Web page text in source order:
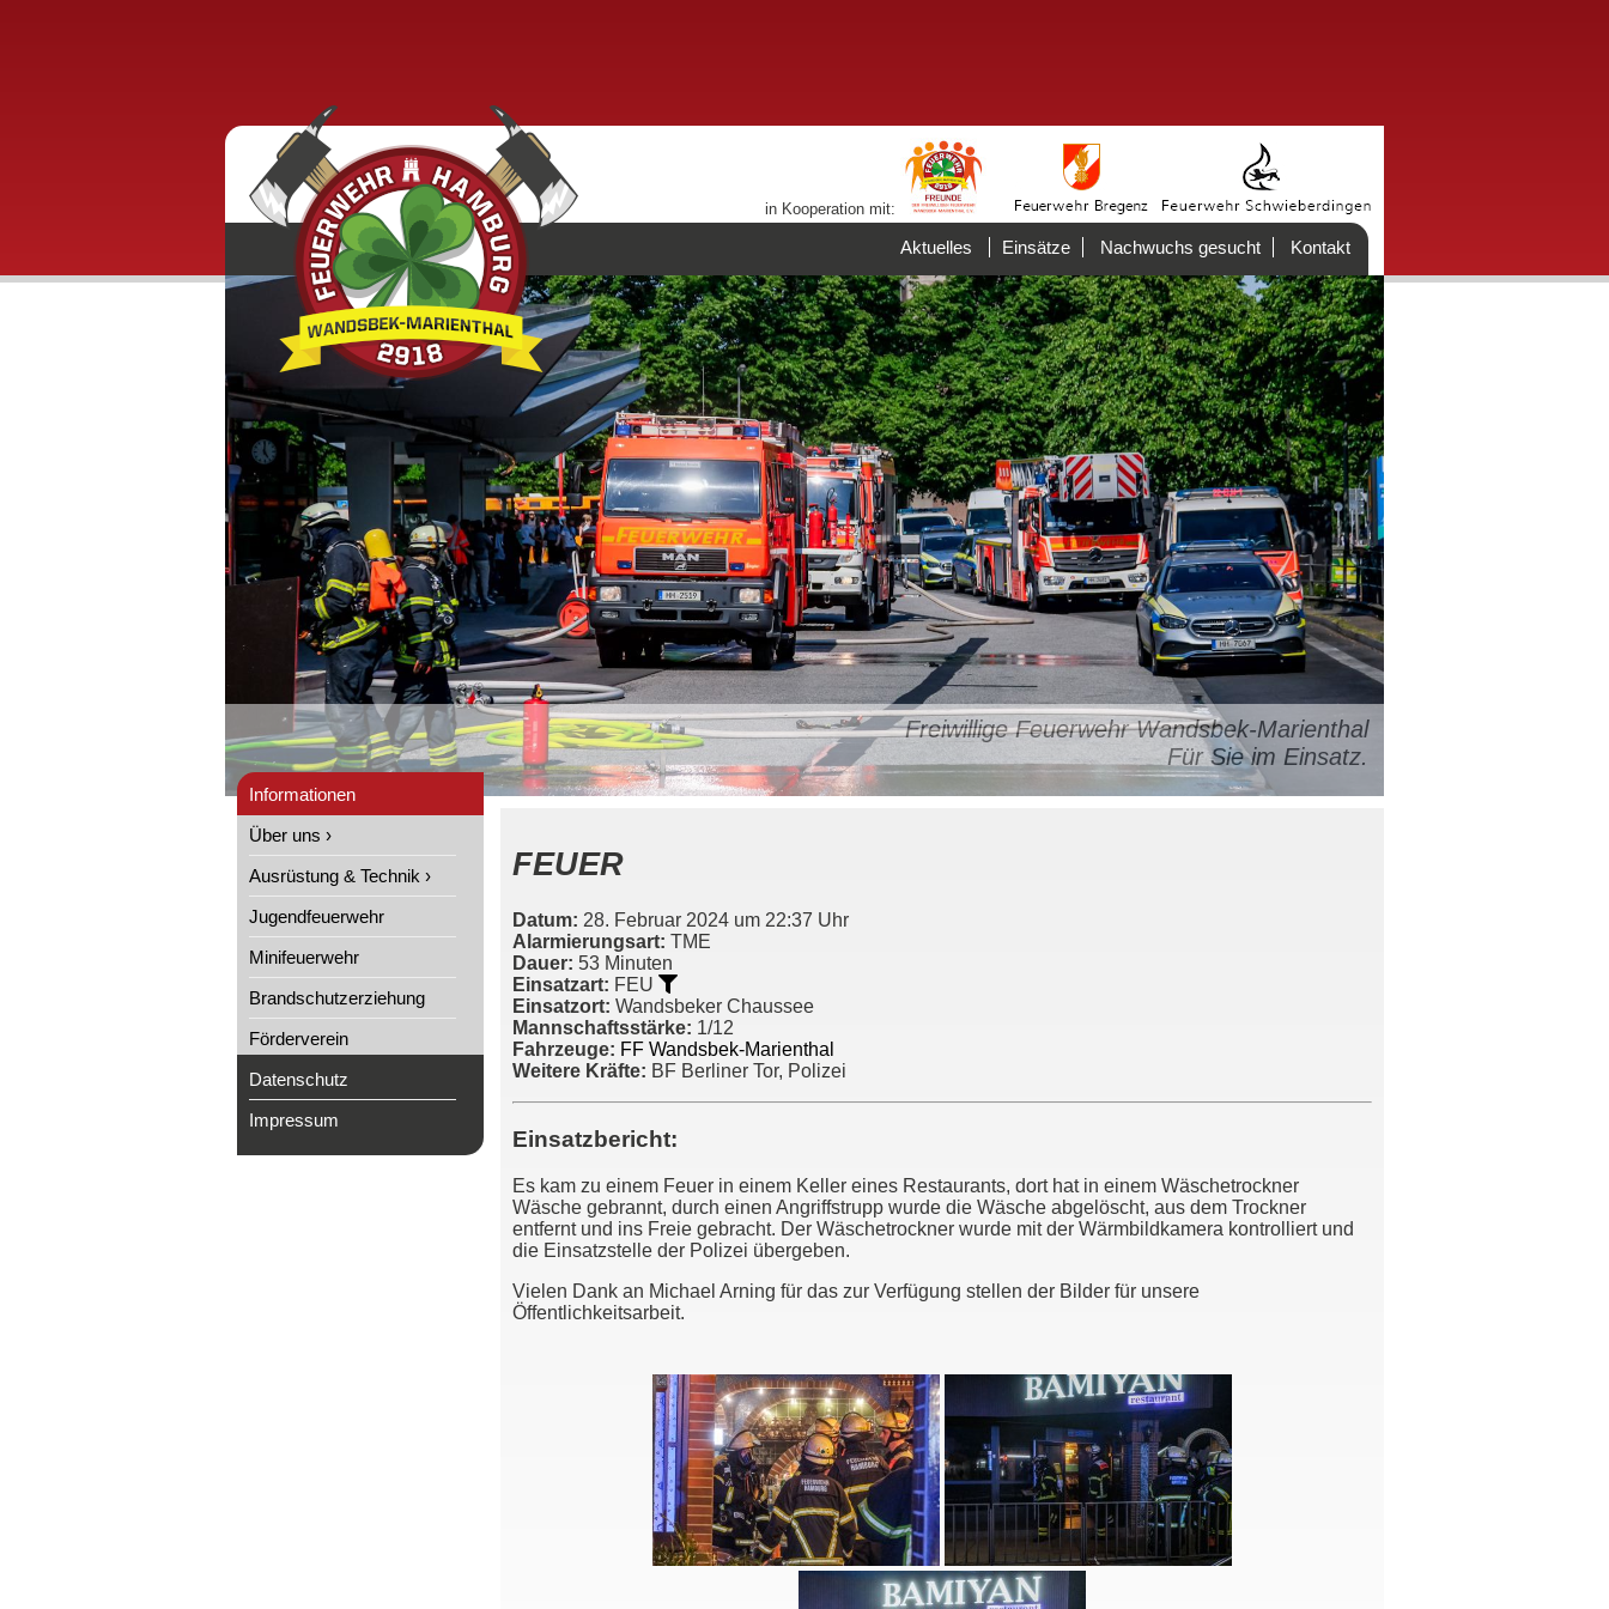
in Kooperation mit:
Aktuelles Einsätze Nachwuchs gesucht Kontakt
Freiwillige Feuerwehr Wandsbek-Marienthal
Für Sie im Einsatz.
Informationen
Über uns ›
Ausrüstung & Technik ›
Jugendfeuerwehr
Minifeuerwehr
Brandschutzerziehung
Förderverein
Datenschutz
Impressum
FEUER
Datum: 28. Februar 2024 um 22:37 Uhr
Alarmierungsart: TME
Dauer: 53 Minuten
Einsatzart: FEU
Einsatzort: Wandsbeker Chaussee
Mannschaftsstärke: 1/12
Fahrzeuge: FF Wandsbek-Marienthal
Weitere Kräfte: BF Berliner Tor, Polizei
Einsatzbericht:
Es kam zu einem Feuer in einem Keller eines Restaurants, dort hat in einem Wäschetrockner
Wäsche gebrannt, durch einen Angriffstrupp wurde die Wäsche abgelöscht, aus dem Trockner
entfernt und ins Freie gebracht. Der Wäschetrockner wurde mit der Wärmbildkamera kontrolliert und
die Einsatzstelle der Polizei übergeben.
Vielen Dank an Michael Arning für das zur Verfügung stellen der Bilder für unsere
Öffentlichkeitsarbeit.